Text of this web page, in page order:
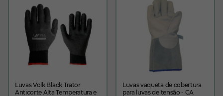
Luvas Volk Black Trator
Anticorte Alta Temperatura e
Luvas vaqueta de cobertura
para luvas de tensão - CA